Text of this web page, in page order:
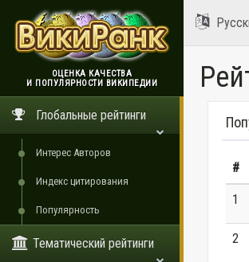
ВикиРанк
ОЦЕНКА КАЧЕСТВА
И ПОПУЛЯРНОСТИ ВИКИПЕДИИ
Глобальные рейтинги
Интерес Авторов
Индекс цитирования
Популярность
Тематический рейтинги
#
1
2